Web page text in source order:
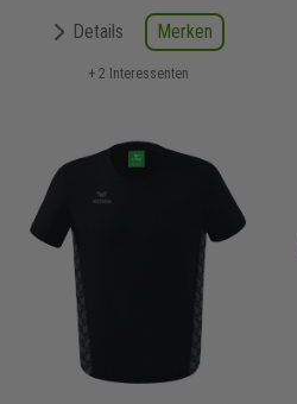
Details Merken
+ 2 Interessenten